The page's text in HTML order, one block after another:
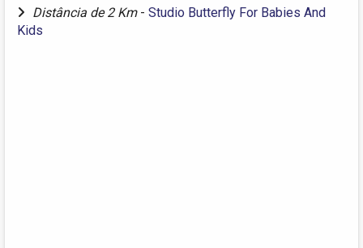
Distância de 2 Km - Studio Butterfly For Babies And
Kids